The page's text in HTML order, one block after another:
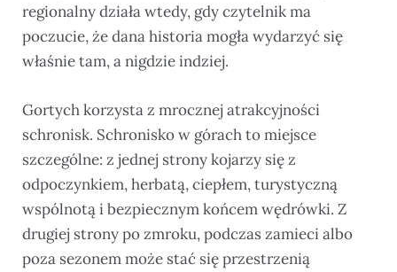
regionalny działa wtedy, gdy czytelnik ma
poczucie, że dana historia mogła wydarzyć się
właśnie tam, a nigdzie indziej.
Gortych korzysta z mrocznej atrakcyjności
schronisk. Schronisko w górach to miejsce
szczególne: z jednej strony kojarzy się z
odpoczynkiem, herbatą, ciepłem, turystyczną
wspólnotą i bezpiecznym końcem wędrówki. Z
drugiej strony po zmroku, podczas zamieci albo
poza sezonem może stać się przestrzenią